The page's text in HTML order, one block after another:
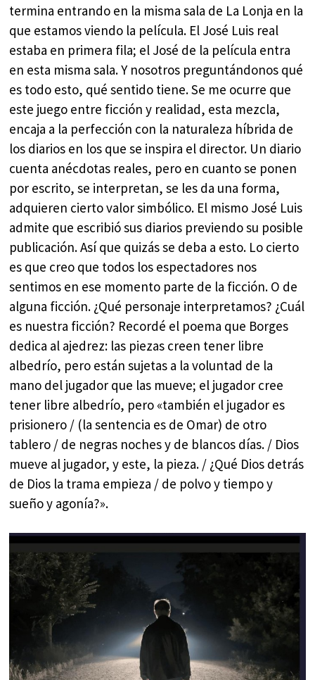
termina entrando en la misma sala de La Lonja en la
que estamos viendo la película. El José Luis real
estaba en primera fila; el José de la película entra
en esta misma sala. Y nosotros preguntándonos qué
es todo esto, qué sentido tiene. Se me ocurre que
este juego entre ficción y realidad, esta mezcla,
encaja a la perfección con la naturaleza híbrida de
los diarios en los que se inspira el director. Un diario
cuenta anécdotas reales, pero en cuanto se ponen
por escrito, se interpretan, se les da una forma,
adquieren cierto valor simbólico. El mismo José Luis
admite que escribió sus diarios previendo su posible
publicación. Así que quizás se deba a esto. Lo cierto
es que creo que todos los espectadores nos
sentimos en ese momento parte de la ficción. O de
alguna ficción. ¿Qué personaje interpretamos? ¿Cuál
es nuestra ficción? Recordé el poema que Borges
dedica al ajedrez: las piezas creen tener libre
albedrío, pero están sujetas a la voluntad de la
mano del jugador que las mueve; el jugador cree
tener libre albedrío, pero «también el jugador es
prisionero / (la sentencia es de Omar) de otro
tablero / de negras noches y de blancos días. / Dios
mueve al jugador, y este, la pieza. / ¿Qué Dios detrás
de Dios la trama empieza / de polvo y tiempo y
sueño y agonía?».